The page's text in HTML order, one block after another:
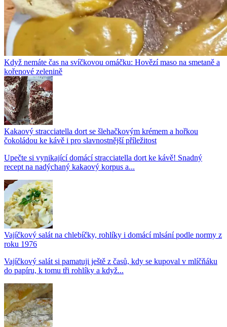
Když nemáte čas na svíčkovou omáčku: Hovězí maso na smetaně a
kořenové zelenině
Kakaový stracciatella dort se šlehačkovým krémem a hořkou
čokoládou ke kávě i pro slavnostnější příležitost
Upečte si vynikající domácí stracciatella dort ke kávě! Snadný
recept na nadýchaný kakaový korpus a...
Vajíčkový salát na chlebíčky, rohlíky i domácí mlsání podle normy z
roku 1976
Vajíčkový salát si pamatuji ještě z časů, kdy se kupoval v mlíčňáku
do papíru, k tomu tři rohlíky a když...